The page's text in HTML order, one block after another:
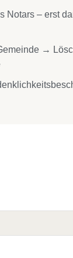
Notars – erst
→